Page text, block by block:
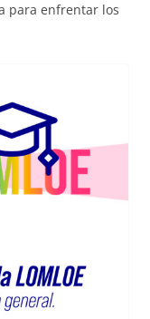
para enfrentar los